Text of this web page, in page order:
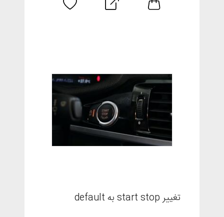
تغییر start stop به default